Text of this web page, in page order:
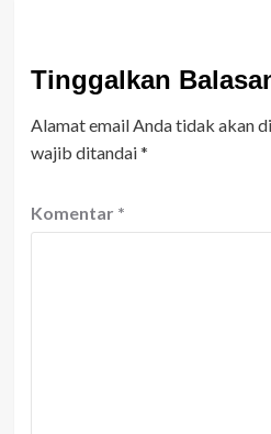
Tinggalkan
Alamat email Anda tidak akan
wajib ditandai*
Komentar *